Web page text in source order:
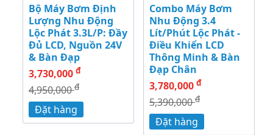
Bộ Máy Bơm Định
Lượng Nhu Động
Lộc Phát 3.3L/P: Đầy
Đủ LCD, Nguồn 24V
& Bàn Đạp
3,730,000 đ
4,950,000đ
Đặt hàng
Combo Máy Bơm
Nhu Động 3.4
Lít/Phút Lộc Phát -
Điều Khiển LCD
Thông Minh & Bàn
Đạp Chân
3,780,000 đ
5,390,000đ
Đặt hàng